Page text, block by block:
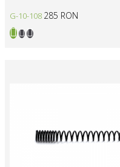
G-10-108 285 RON